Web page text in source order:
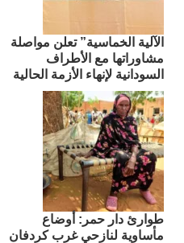
الآلية الخماسية” تعلن مواصلة
مشاوراتها مع الأطراف
السودانية لإنهاء الأزمة الحالية
طوارئ دار حمر: أوضاع
مأساوية لنازحي غرب كردفان